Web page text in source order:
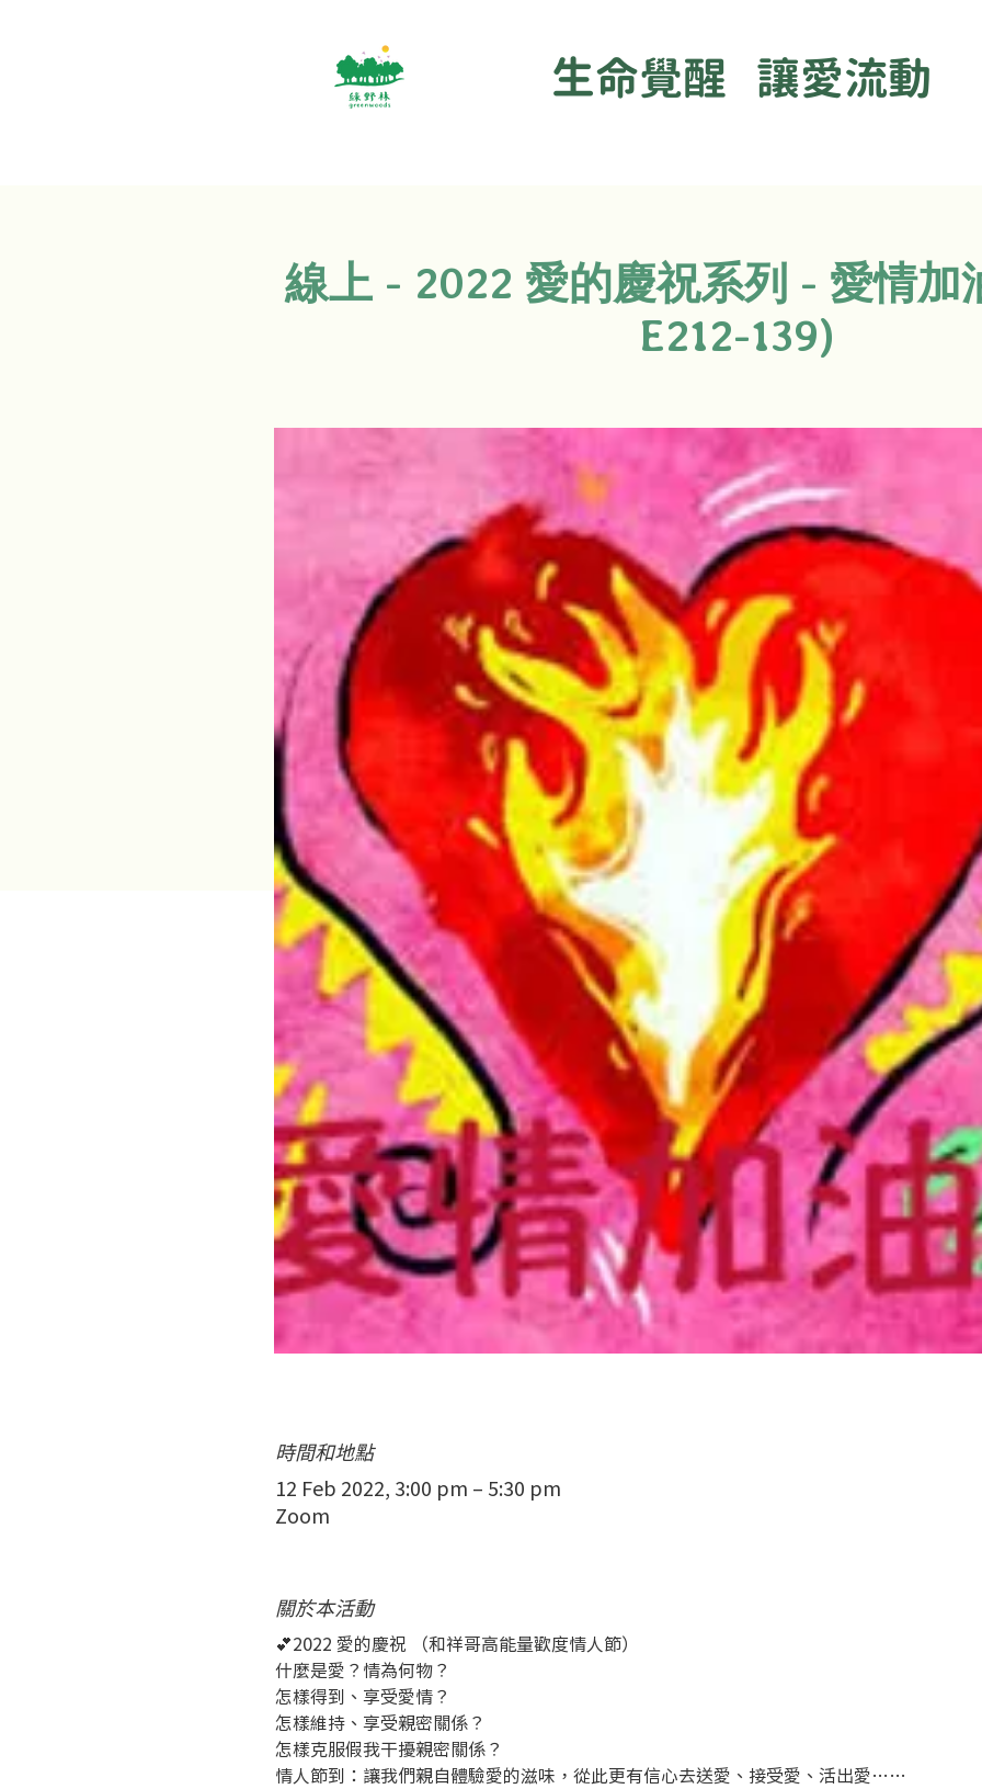
生命覺醒 讓愛流動
線上 - 2022 愛的慶祝系列 - 愛情加
E212-139)
時間和地點
12 Feb 2022, 3:00 pm – 5:30 pm
Zoom
關於本活動
💕2022 愛的慶祝 （和祥哥高能量歡度情人節）
什麼是愛？情為何物？
怎樣得到、享受愛情？
怎樣維持、享受親密關係？
怎樣克服假我干擾親密關係？
情人節到：讓我們親自體驗愛的滋味，從此更有信心去送愛、接受愛、活出愛……